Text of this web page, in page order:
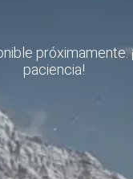
próximamente.
paciencia!